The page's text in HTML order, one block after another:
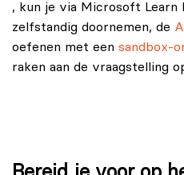
, kun je via Microsoft Learn
zelfstandig doornemen, de
oefenen met een sandbox-
raken aan de vraagstelling